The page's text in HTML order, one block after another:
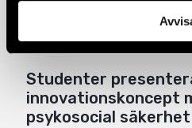
Relaterade
Studenter
innovationskoncept
psykosocial säkerhet